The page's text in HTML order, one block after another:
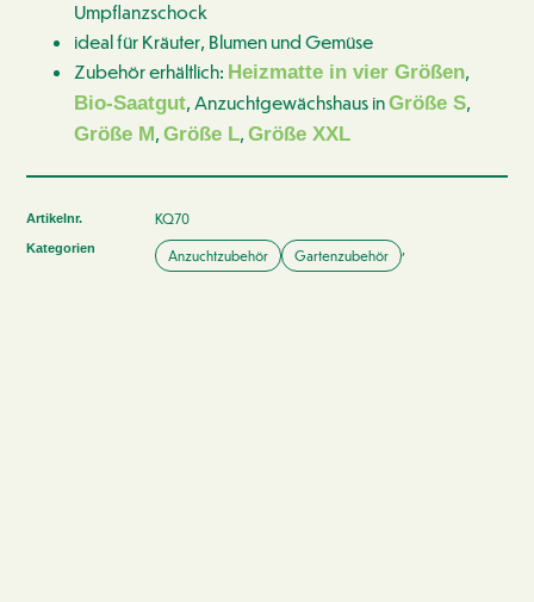
Umpflanzschock
ideal für Kräuter, Blumen und Gemüse
Zubehör erhältlich: Heizmatte in vier Größen,
Bio-Saatgut, Anzuchtgewächshaus inGröße S,
Größe M ,Größe L,Größe XXL
Artikelnr. KQ70
Kategorien Anzuchtzubehör Gartenzubehör